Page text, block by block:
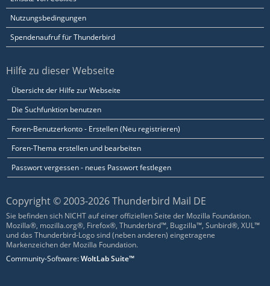
Nutzungsbedingungen
Spendenaufruf für Thunderbird
Hilfe zu dieser Webseite
Übersicht der Hilfe zur Webseite
Die Suchfunktion benutzen
Foren-Benutzerkonto - Erstellen (Neu registrieren)
Foren-Thema erstellen und bearbeiten
Passwort vergessen - neues Passwort festlegen
Copyright © 2003-2026 Thunderbird Mail DE
Sie befinden sich NICHT auf einer offiziellen Seite der Mozilla Foundation.
Mozilla®, mozilla.org®, Firefox®, Thunderbird™, Bugzilla™, Sunbird®, XUL™
und das Thunderbird-Logo sind (neben anderen) eingetragene
Markenzeichen der Mozilla Foundation.
Community-Software:WoltLab Suite™